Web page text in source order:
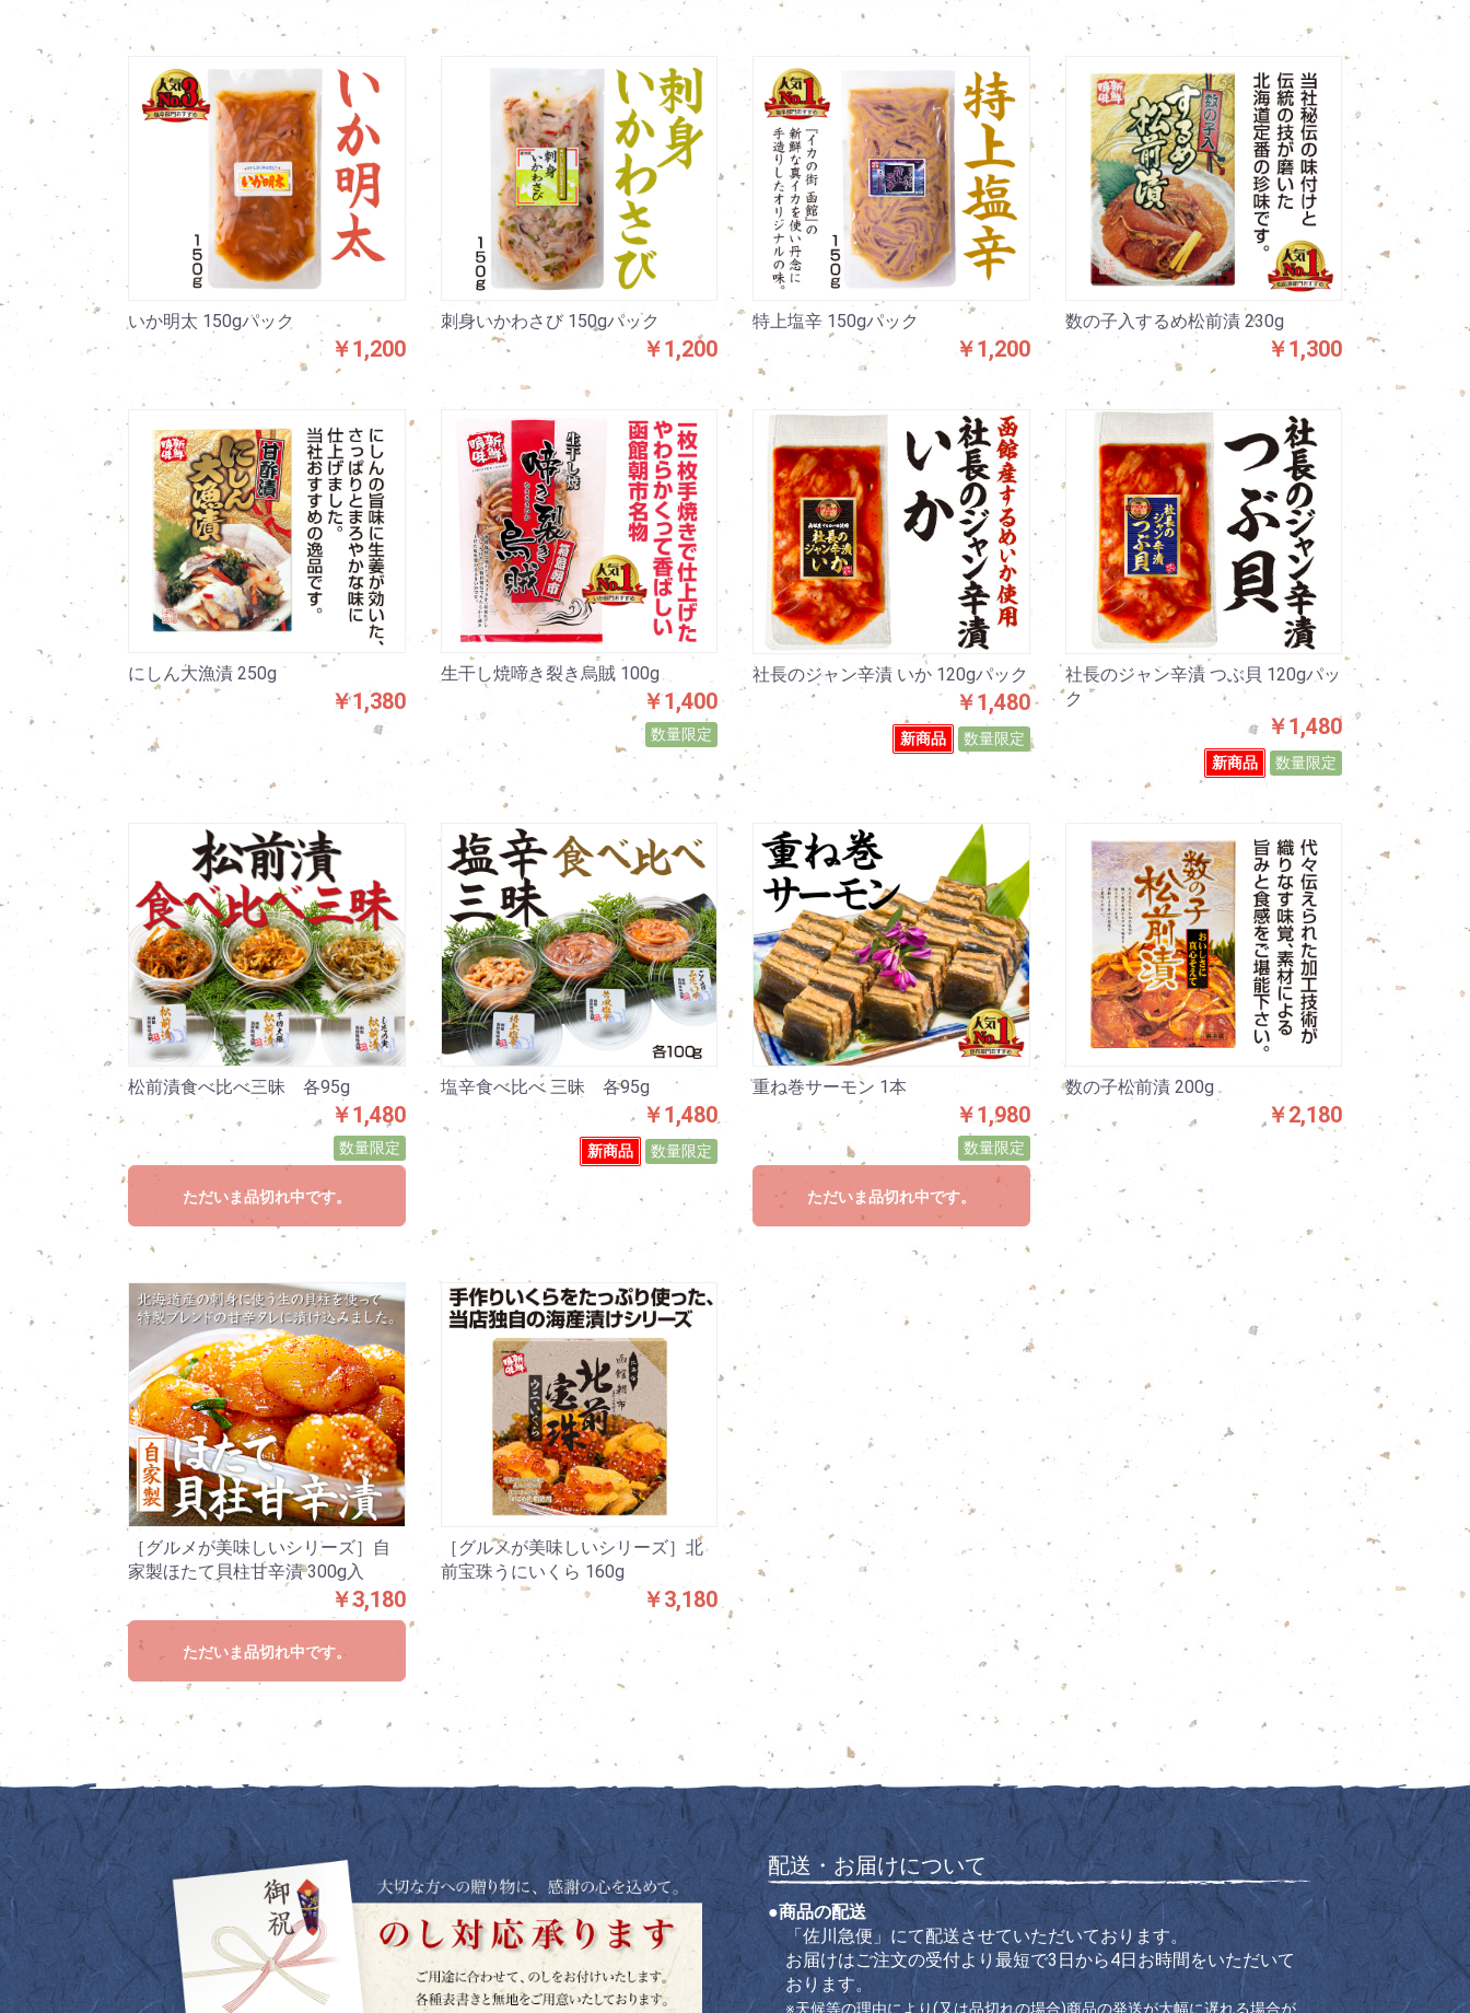
いか明太 150gパック
￥1,200
刺身いかわさび 150gパック
￥1,200
特上塩辛 150gパック
￥1,200
数の子入するめ松前漬 230g
￥1,300
にしん大漁漬 250g
￥1,380
生干し焼啼き裂き烏賊 100g
￥1,400
数量限定
社長のジャン辛漬 いか 120gパック
￥1,480
新商品 数量限定
社長のジャン辛漬 つぶ貝 120gパッ
ク
￥1,480
新商品 数量限定
松前漬食べ比べ三昧 各95g
￥1,480
数量限定
ただいま品切れ中です。
塩辛食べ比べ 三昧 各95g
￥1,480
新商品 数量限定
重ね巻サーモン 1本
￥1,980
数量限定
ただいま品切れ中です。
数の子松前漬 200g
￥2,180
［グルメが美味しいシリーズ］自
家製ほたて貝柱甘辛漬 300g入
￥3,180
ただいま品切れ中です。
［グルメが美味しいシリーズ］北
前宝珠うにいくら 160g
￥3,180
配送・お届けについて
●商品の配送
「佐川急便」にて配送させていただいております。
お届けはご注文の受付より最短で3日から4日お時間をいただいて
おります。
※天候等の理由により(又は品切れの場合)商品の発送が大幅に遅れる場合が